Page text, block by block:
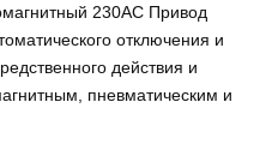
230AC Привод
отключения и
действия и
пневматическим и